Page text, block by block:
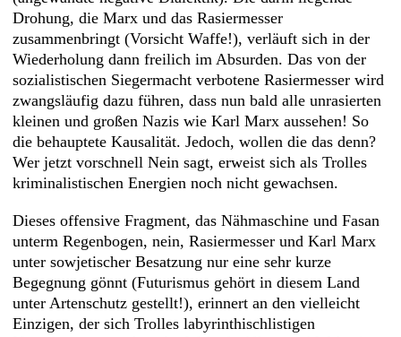
Drohung, die Marx und das Rasiermesser
zusammenbringt (Vorsicht Waffe!), verläuft sich in der
Wiederholung dann freilich im Absurden. Das von der
sozialistischen Siegermacht verbotene Rasiermesser wird
zwangsläufig dazu führen, dass nun bald alle unrasierten
kleinen und großen Nazis wie Karl Marx aussehen! So
die behauptete Kausalität. Jedoch, wollen die das denn?
Wer jetzt vorschnell Nein sagt, erweist sich als Trolles
kriminalistischen Energien noch nicht gewachsen.
Dieses offensive Fragment, das Nähmaschine und Fasan
unterm Regenbogen, nein, Rasiermesser und Karl Marx
unter sowjetischer Besatzung nur eine sehr kurze
Begegnung gönnt (Futurismus gehört in diesem Land
unter Artenschutz gestellt!), erinnert an den vielleicht
Einzigen, der sich Trolles labyrinthischlistigen